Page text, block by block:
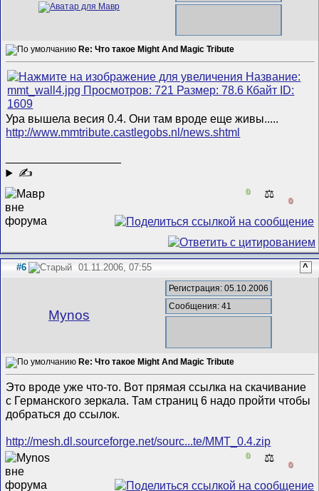
Re: Что такое Might And Magic Tribute
Ура вышела весия 0.4. Они там вроде еще живы.....
http://www.mmtribute.castlegobs.nl/news.shtml
✍
0 ⚖️
0
#6 01.11.2006, 07:55 ^
Mynos
Регистрация: 05.10.2006
Сообщения: 41
Re: Что такое Might And Magic Tribute
Это вроде уже что-то. Вот прямая ссылка на скачивание
с Германского зеркала. Там страниц 6 надо пройти чтобы
добраться до ссылок.
http://mesh.dl.sourceforge.net/sourc...te/MMT_0.4.zip
0 ⚖️
0